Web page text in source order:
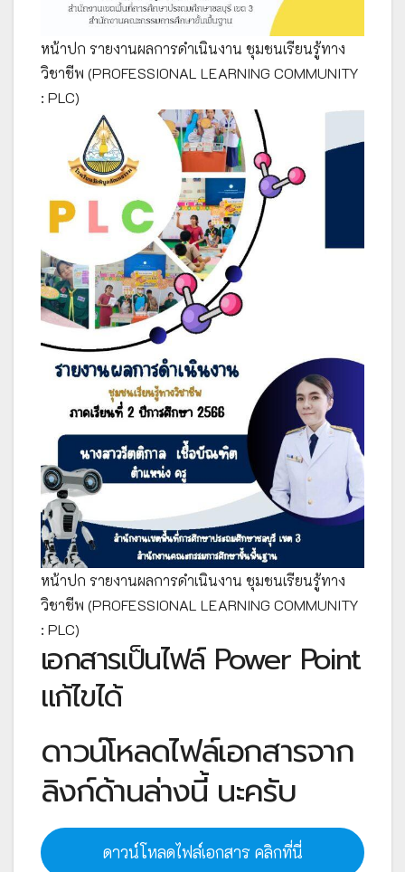
หน้าปก รายงานผลการดำเนินงาน ชุมชนเรียนรู้ทาง
วิชาชีพ (PROFESSIONAL LEARNING COMMUNITY
: PLC)
หน้าปก รายงานผลการดำเนินงาน ชุมชนเรียนรู้ทาง
วิชาชีพ (PROFESSIONAL LEARNING COMMUNITY
: PLC)
เอกสารเป็นไฟล์ Power Point
แก้ไขได้
ดาวน์โหลดไฟล์เอกสารจาก
ลิงก์ด้านล่างนี้ นะครับ
ดาวน์โหลดไฟล์เอกสาร คลิกที่นี่